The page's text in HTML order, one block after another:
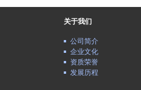
关于我们
公司简介
企业文化
资质荣誉
发展历程